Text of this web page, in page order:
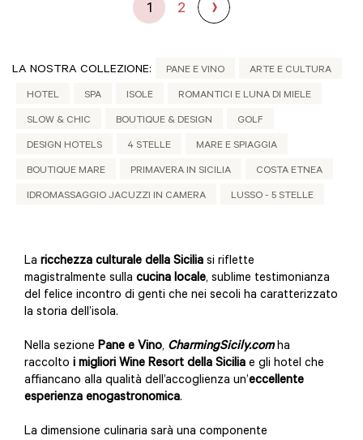
1 2
LA NOSTRA COLLEZIONE: PANE E VINO ARTE E CULTURA
HOTEL SPA ISOLE ROMANTICI E LUNA DI MIELE
SLOW & CHIC BOUTIQUE & DESIGN GOLF
DESIGN HOTELS 4 STELLE MARE E SPIAGGIA
BOUTIQUE MARE PRIMAVERA IN SICILIA COSTA ETNEA
IDROMASSAGGIO JACUZZI IN CAMERA LUSSO - 5 STELLE
La ricchezza culturale della Sicilia si riflette
magistralmente sulla cucina locale, sublime testimonianza
del felice incontro di genti che nei secoli ha caratterizzato
la storia dell’isola.
Nella sezione Pane e Vino, CharmingSicily.comha
raccolto i migliori Wine Resort della Sicilia e gli hotel che
affiancano alla qualità dell’accoglienza un’eccellente
esperienza enogastronomica.
La dimensione culinaria sarà una componente